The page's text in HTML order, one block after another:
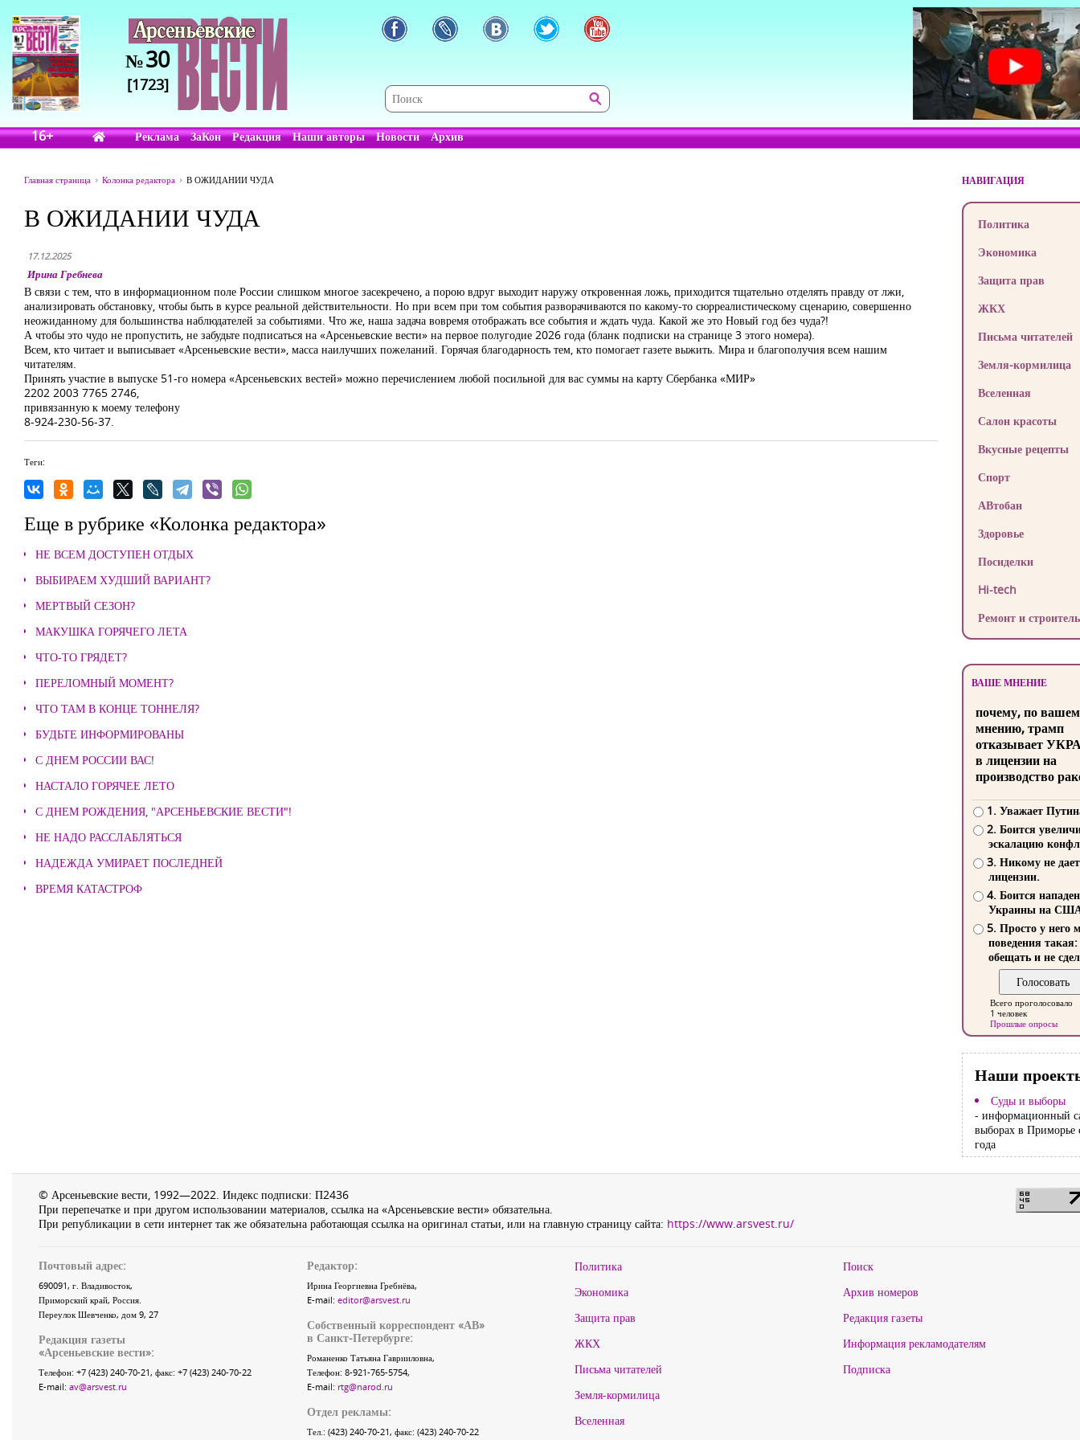
№30
[1723]
16+ Реклама ЗаКон Редакция Наши авторы Новости Архив
Главная страница Колонка редактора В ОЖИДАНИИ ЧУДА
В ОЖИДАНИИ ЧУДА
17.12.2025
Ирина Гребнева
В связи с тем, что в информационном поле России слишком многое засекречено, а порою вдруг выходит наружу откровенная ложь, приходится тщательно отделять правду от лжи,
анализировать обстановку, чтобы быть в курсе реальной действительности. Но при всем при том события разворачиваются по какому-то сюрреалистическому сценарию, совершенно
неожиданному для большинства наблюдателей за событиями. Что же, наша задача вовремя отображать все события и ждать чуда. Какой же это Новый год без чуда?!
А чтобы это чудо не пропустить, не забудьте подписаться на «Арсеньевские вести» на первое полугодие 2026 года (бланк подписки на странице 3 этого номера).
Всем, кто читает и выписывает «Арсеньевские вести», масса наилучших пожеланий. Горячая благодарность тем, кто помогает газете выжить. Мира и благополучия всем нашим
читателям.
Принять участие в выпуске 51-го номера «Арсеньевских вестей» можно перечислением любой посильной для вас суммы на карту Сбербанка «МИР»
2202 2003 7765 2746,
привязанную к моему телефону
8-924-230-56-37.
Теги:
Еще в рубрике «Колонка редактора»
НЕ ВСЕМ ДОСТУПЕН ОТДЫХ
ВЫБИРАЕМ ХУДШИЙ ВАРИАНТ?
МЕРТВЫЙ СЕЗОН?
МАКУШКА ГОРЯЧЕГО ЛЕТА
ЧТО-ТО ГРЯДЕТ?
ПЕРЕЛОМНЫЙ МОМЕНТ?
ЧТО ТАМ В КОНЦЕ ТОННЕЛЯ?
БУДЬТЕ ИНФОРМИРОВАНЫ
С ДНЕМ РОССИИ ВАС!
НАСТАЛО ГОРЯЧЕЕ ЛЕТО
С ДНЕМ РОЖДЕНИЯ, "АРСЕНЬЕВСКИЕ ВЕСТИ"!
НЕ НАДО РАССЛАБЛЯТЬСЯ
НАДЕЖДА УМИРАЕТ ПОСЛЕДНЕЙ
ВРЕМЯ КАТАСТРОФ
НАВИГАЦИЯ
Политика
Экономика
Защита прав
ЖКХ
Письма читателей
Земля-кормилица
Вселенная
Салон красоты
Вкусные рецепты
Спорт
АВтобан
Здоровье
Посиделки
Hi-tech
Ремонт и
ВАШЕ МНЕНИЕ
почему, по
мнению, трамп
отказывает
в лицензии на
производство
1. Уважает
2. Боится
эскалацию
3. Никому не
лицензии.
4. Боится
Украины на
5. Просто у него
поведения такая:
обещать и не
Всего проголосовало
1 человек
Прошлые опросы
Наши
Суды и выборы
- информационный
выборах в Приморье
года
© Арсеньевские вести, 1992—2022. Индекс подписки: П2436
При перепечатке и при другом использовании материалов, ссылка на «Арсеньевские вести» обязательна.
При републикации в сети интернет так же обязательна работающая ссылка на оригинал статьи, или на главную страницу сайта: https://www.arsvest.ru/
Почтовый адрес:
690091, г. Владивосток,
Приморский край, Россия.
Переулок Шевченко, дом 9, 27
Редакция газеты
«Арсеньевские вести»:
Телефон: +7 (423) 240-70-21, факс: +7 (423) 240-70-22
E-mail: av@arsvest.ru
Редактор:
Ирина Георгиевна Гребнёва,
E-mail: editor@arsvest.ru
Собственный корреспондент «АВ»
в Санкт-Петербурге:
Романенко Татьяна Гаврииловна,
Телефон: 8-921-765-5754,
E-mail: rtg@narod.ru
Отдел рекламы:
Тел.: (423) 240-70-21, факс: (423) 240-70-22
Политика
Экономика
Защита прав
ЖКХ
Письма читателей
Земля-кормилица
Вселенная
Поиск
Архив номеров
Редакция газеты
Информация рекламодателям
Подписка